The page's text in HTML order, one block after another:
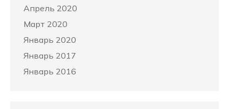
Апрель 2020
Март 2020
Январь 2020
Январь 2017
Январь 2016